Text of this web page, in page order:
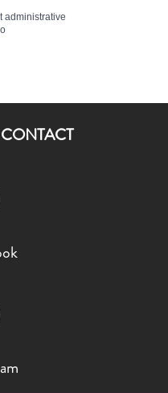
administrative
CONTACT